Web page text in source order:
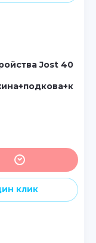
Jost 40
клик